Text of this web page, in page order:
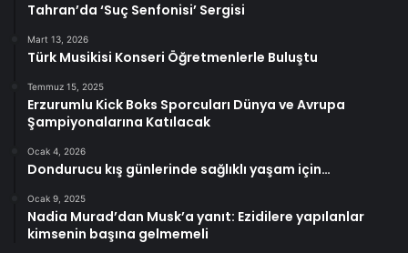
Tahran’da ‘Suç Senfonisi’ Sergisi
Mart 13, 2026
Türk Musikisi Konseri Öğretmenlerle Buluştu
Temmuz 15, 2025
Erzurumlu Kick Boks Sporcuları Dünya ve Avrupa
Şampiyonalarına Katılacak
Ocak 4, 2026
Dondurucu kış günlerinde sağlıklı yaşam için…
Ocak 9, 2025
Nadia Murad’dan Musk’a yanıt: Ezidilere yapılanlar
kimsenin başına gelmemeli